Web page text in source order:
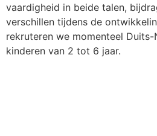
vaardigheid in beide talen,
verschillen tijdens de
rekruteren we momenteel
kinderen van 2 tot 6 jaar.